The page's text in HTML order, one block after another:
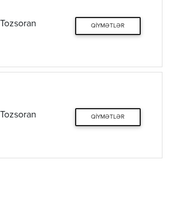
Tozsoran QIYMƏTLƏR
Tozsoran QIYMƏTLƏR